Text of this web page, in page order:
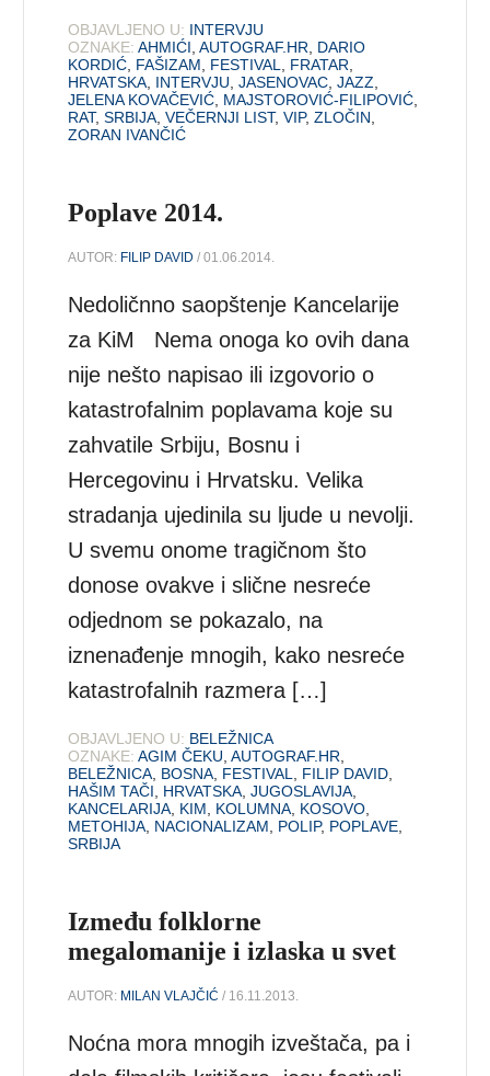
OBJAVLJENO U: INTERVJU
OZNAKE: AHMIĆI ,AUTOGRAF.HR
DARIO
KORDIĆ FAŠIZAM FESTIVAL FRATAR
HRVATSKA INTERVJU ,JASENOVAC ,JAZZ
JELENA KOVAČEVIĆ MAJSTOROVIĆ-FILIPOVIĆ
RAT,SRBIJA ,VEČERNJI LIST,VIP,ZLOČIN
ZORAN IVANČIĆ
Poplave 2014.
AUTOR: FILIP DAVID / 01.06.2014.
Nedoličnno saopštenje Kancelarije
za KiM Nema onoga ko ovih dana
nije nešto napisao ili izgovorio o
katastrofalnim poplavama koje su
zahvatile Srbiju, Bosnu i
Hercegovinu i Hrvatsku. Velika
stradanja ujedinila su ljude u nevolji.
U svemu onome tragičnom što
donose ovakve i slične nesreće
odjednom se pokazalo, na
iznenađenje mnogih, kako nesreće
katastrofalnih razmera […]
OBJAVLJENO U: BELEŽNICA
OZNAKE: AGIM ČEKU ,AUTOGRAF.HR
BELEŽNICA BOSNA FESTIVAL FILIP DAVID
HAŠIM TAČI
HRVATSKA ,JUGOSLAVIJA
KANCELARIJA KIM KOLUMNA KOSOVO
METOHIJA NACIONALIZAM POLIP, POPLAVE
SRBIJA
Između folklorne
megalomanije i izlaska u svet
AUTOR: MILAN VLAJČIĆ / 16.11.2013.
Noćna mora mnogih izveštača, pa i